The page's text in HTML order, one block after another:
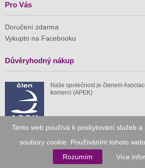
Tento web používá k poskytování služeb a
soubory cookie. Používáním tohoto
Rozumím
Více
Pro Vás
Doručení zdarma
Vykupto na Facebooku
Důvěryhodný nákup
Naše společnost je členem
komerci (APEK)
Již od roku 2010